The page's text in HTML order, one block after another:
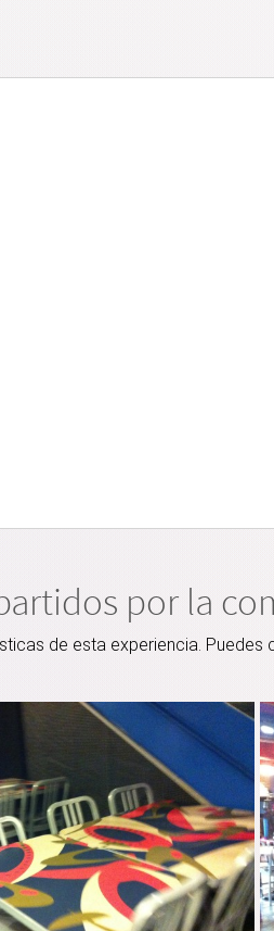
por la
de esta experiencia. Puedes